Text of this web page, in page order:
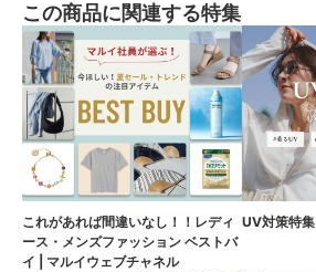
この商品に関連する特集
これがあれば間違いなし！！レディ
ース・メンズファッション ベストバ
イ | マルイウェブチャネル
UV対策特集